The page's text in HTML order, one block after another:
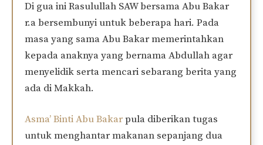
Di gua ini Rasulullah SAW bersama Abu Bakar
r.a bersembunyi untuk beberapa hari. Pada
masa yang sama Abu Bakar memerintahkan
kepada anaknya yang bernama Abdullah agar
menyelidik serta mencari sebarang berita yang
ada di Makkah.
Asma’ Binti Abu Bakarpula diberikan tugas
untuk menghantar makanan sepanjang dua